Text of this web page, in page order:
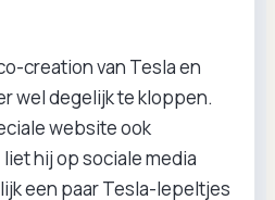
creation van Tesla en
wel degelijk te kloppen.
website ook
hij op sociale media
een paar Tesla-lepeltjes